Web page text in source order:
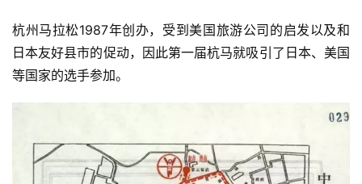
比
赛
杭州马拉松1987年创办，受到美国旅游公司的启发以及和
日本友好县市的促动，因此第一届杭马就吸引了日本、美国
等国家的选手参加。